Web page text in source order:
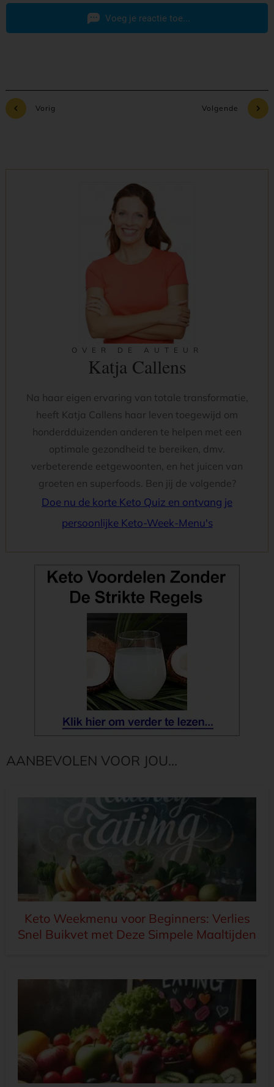
Voeg je reactie toe...
Vorig Volgende
OVER DE AUTEUR
Katja Callens
Na haar eigen ervaring van totale transformatie,
heeft Katja Callens haar leven toegewijd om
honderdduizenden anderen te helpen met een
optimale gezondheid te bereiken, dmv.
verbeterende eetgewoonten, en het juicen van
groeten en superfoods. Ben jij de volgende?
Doe nu de korte Keto Quiz en ontvang je
persoonlijke Keto-Week-Menu's
AANBEVOLEN VOOR JOU...
Keto Weekmenu voor Beginners: Verlies
Snel Buikvet met Deze Simpele Maaltijden